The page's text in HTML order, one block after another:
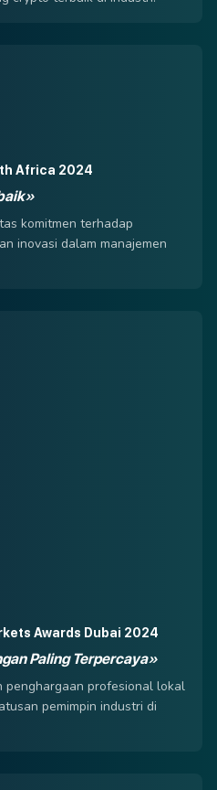
Africa 2024
komitmen terhadap
inovasi dalam manajemen
Awards Dubai 2024
Paling Terpercaya»
penghargaan profesional lokal
pemimpin industri di